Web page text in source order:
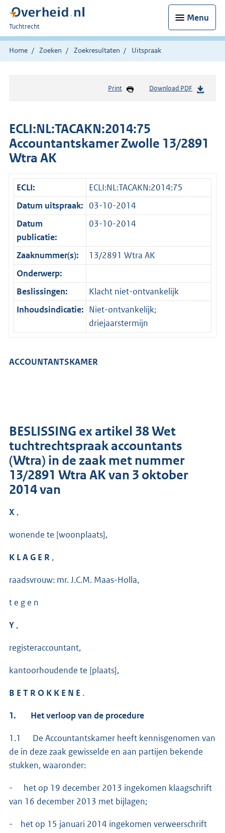
Menu
U
bent
hier:
Tuchtrecht
Home Zoeken Zoekresultaten Uitspraak
Print Download PDF
ECLI:NL:TACAKN:2014:75
Accountantskamer Zwolle 13/2891
Wtra AK
ECLI:
ECLI:NL:TACAKN:2014:75
Datum uitspraak: 03-10-2014
Datum
publicatie:
03-10-2014
Zaaknummer(s):
13/2891 Wtra AK
Onderwerp:
Beslissingen:
Klacht niet-ontvankelijk
Inhoudsindicatie: Niet-ontvankelijk;
driejaarstermijn
ACCOUNTANTSKAMER
BESLISSING ex artikel 38 Wet
tuchtrechtspraak accountants
(Wtra) in de zaak met nummer
13/2891 Wtra AK van 3 oktober
2014 van
X ,
wonende te [woonplaats],
K L A G E R ,
raadsvrouw: mr. J.C.M. Maas-Holla,
t e g e n
Y ,
registeraccountant,
kantoorhoudende te [plaats],
B E T R O K K E N E .
1. Het verloop van de procedure
1.1 De Accountantskamer heeft kennisgenomen van
de in deze zaak gewisselde en aan partijen bekende
stukken, waaronder:
- het op 19 december 2013 ingekomen klaagschrift
van 16 december 2013 met bijlagen;
- het op 15 januari 2014 ingekomen verweerschrift